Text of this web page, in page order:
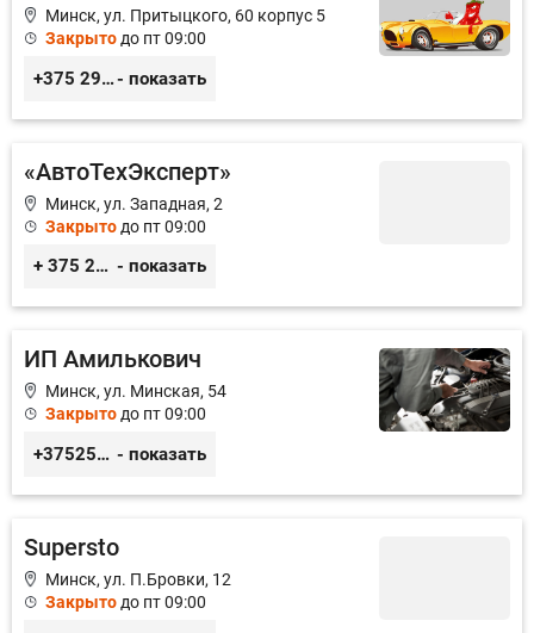
Минск, ул. Притыцкого, 60 корпус 5
Закрыто до пт 09:00
+375 29 6946060 +375 33 6946060- показать
«АвтоТехЭксперт»
Минск, ул. Западная, 2
Закрыто до пт 09:00
+ 375 29 350 47 46 - показать
ИП Амилькович
Минск, ул. Минская, 54
Закрыто до пт 09:00
+375255355764 - показать
Supersto
Минск, ул. П.Бровки, 12
Закрыто до пт 09:00